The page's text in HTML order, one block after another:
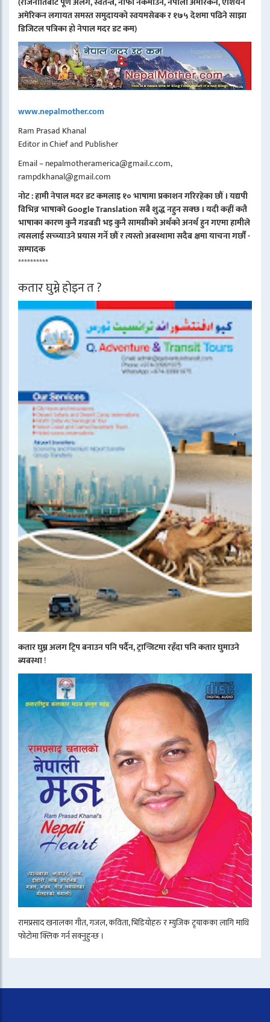
अमेरिकन लगायत समस्त समुदायको स्वयमसेबक र १७५ देशमा पढिने साझा
डिजिटल पत्रिका हो नेपाल मदर डट कम)
www.nepalmother.com
Ram Prasad Khanal
Editor in Chief and Publisher
Email – nepalmotheramerica@gmail.c.com,
rampdkhanal@gmail.com
नोट : हामी नेपाल मदर डट कमलाइ १० भाषामा प्रकाशन गरिरहेका छौं । यद्यपी
विभिन्न भाषाको Google Translation सबै शुद्ध नहुन सक्छ । यदी कहीं कतै
भाषाका कारण कुनै गडबडी भइ कुनै सामग्रीको अर्थको अनर्थ हुन गएमा हामीले
त्यसलाई सच्च्याउने प्रयास गर्ने छौं र त्यस्तो अबस्थामा सदैब क्षमा याचना गर्छौं -
सम्पादक
**********
कतार घुम्ने होइन त ?
कतार घुम्न अलग ट्रिप बनाउन पनि पर्दैन, ट्रान्जिटमा रहँदा पनि कतार घुमाउने
ब्यबस्था!
रामप्रसाद खनालका गीत, गजल, कविता, भिडियोहरु र म्युजिक ट्र्याकका लागि माथि
फोटोमा क्लिक गर्न सक्नुहुन्छ ।